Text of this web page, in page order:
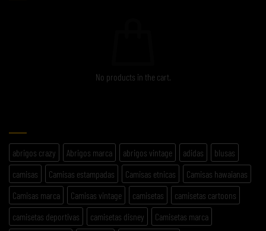
No products in the cart.
abrigos crazy Abrigos marca abrigos vintage adidas
blusas
camisas
Camisas estampadas Camisas etnicas
Camisas hawaianas
Camisas marca
Camisas vintage camisetas
camisetas cartoons
camisetas deportivas
camisetas disney
Camisetas marca